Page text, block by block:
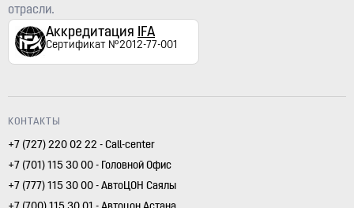
отрасли.
Аккредитация IFA
Сертификат №2012-77-001
КОНТАКТЫ
+7 (727) 220 02 22 - Call-center
+7 (701) 115 30 00 - Головной Офис
+7 (777) 115 30 00 - АвтоЦОН Саялы